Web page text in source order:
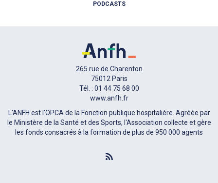
PODCASTS
265 rue de Charenton
75012 Paris
Tél. : 01 44 75 68 00
www.anfh.fr
L'ANFH est l'OPCA de la Fonction publique hospitalière. Agréée par
le Ministère de la Santé et des Sports, l'Association collecte et gère
les fonds consacrés à la formation de plus de 950 000 agents